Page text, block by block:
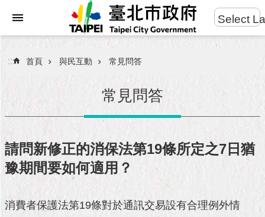
進
搜
民
服
務
市
府
Select
::: 首頁 與民互動 常見問答
常見問答
請問新修正的消保法第19條所定之7日猶
豫期間要如何適用？
消費者保護法第19條對於通訊交易設有合理例外情